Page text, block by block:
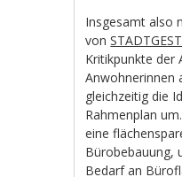
Insgesamt also
von
Kritikpunkte der
Anwohnerinnen
gleichzeitig die
Rahmenplan
eine
Bürobebauung,
Bedarf an